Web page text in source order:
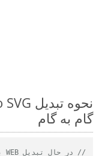
گام به گام
// در حال تبدیل WEB به HTML